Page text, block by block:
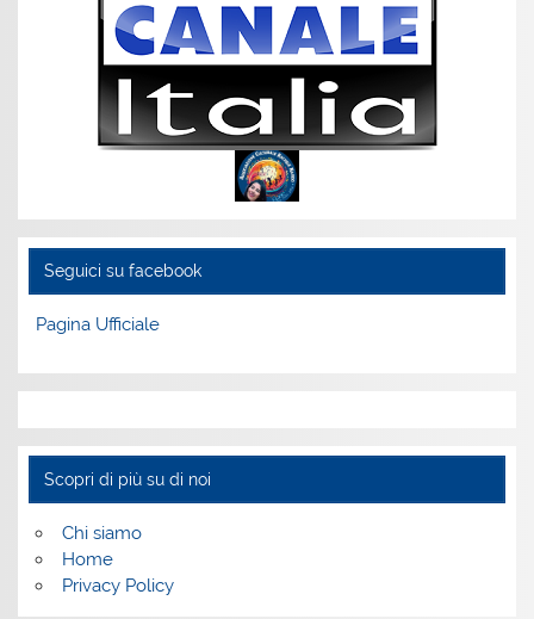
Seguici su facebook
Pagina Ufficiale
Scopri di più su di noi
Chi siamo
Home
Privacy Policy